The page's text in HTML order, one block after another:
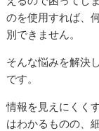
のを使用すれば、
別できません。
そんな悩みを解決
です。
情報を見えにくく
はわかるものの、